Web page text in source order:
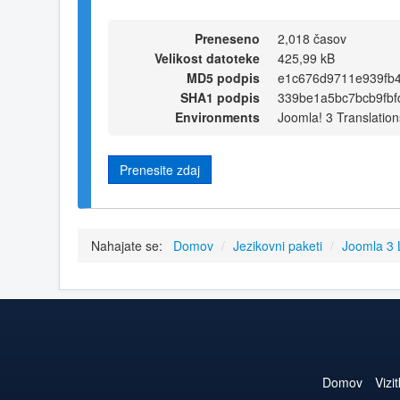
Preneseno
2,018 časov
Velikost datoteke
425,99 kB
MD5 podpis
SHA1 podpis
Environments
Joomla! 3
Prenesite zdaj
Nahajate se: Domov / Jezikovni paketi / Joomla 3
Domov